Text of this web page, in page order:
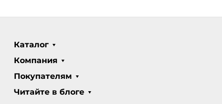
Каталог
Компания
Покупателям
Читайте в блоге